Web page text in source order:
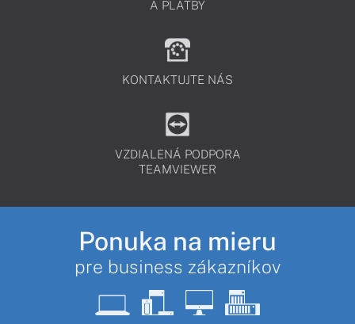
A PLATBY
KONTAKTUJTE NÁS
VZDIALENÁ PODPORA
TEAMVIEWER
Ponuka na mieru
pre business zákazníkov